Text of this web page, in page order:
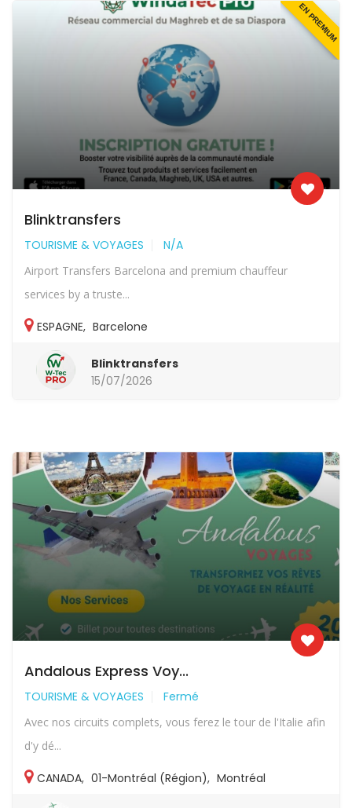
EN PREMIUM
Blinktransfers
TOURISME & VOYAGES N/A
Airport Transfers Barcelona and premium chauffeur
services by a truste...
ESPAGNE, Barcelone
Blinktransfers
15/07/2026
Andalous Express Voy...
TOURISME & VOYAGES Fermé
Avec nos circuits complets, vous ferez le tour de l'Italie afin
d'y dé...
CANADA, 01-Montréal (Région), Montréal